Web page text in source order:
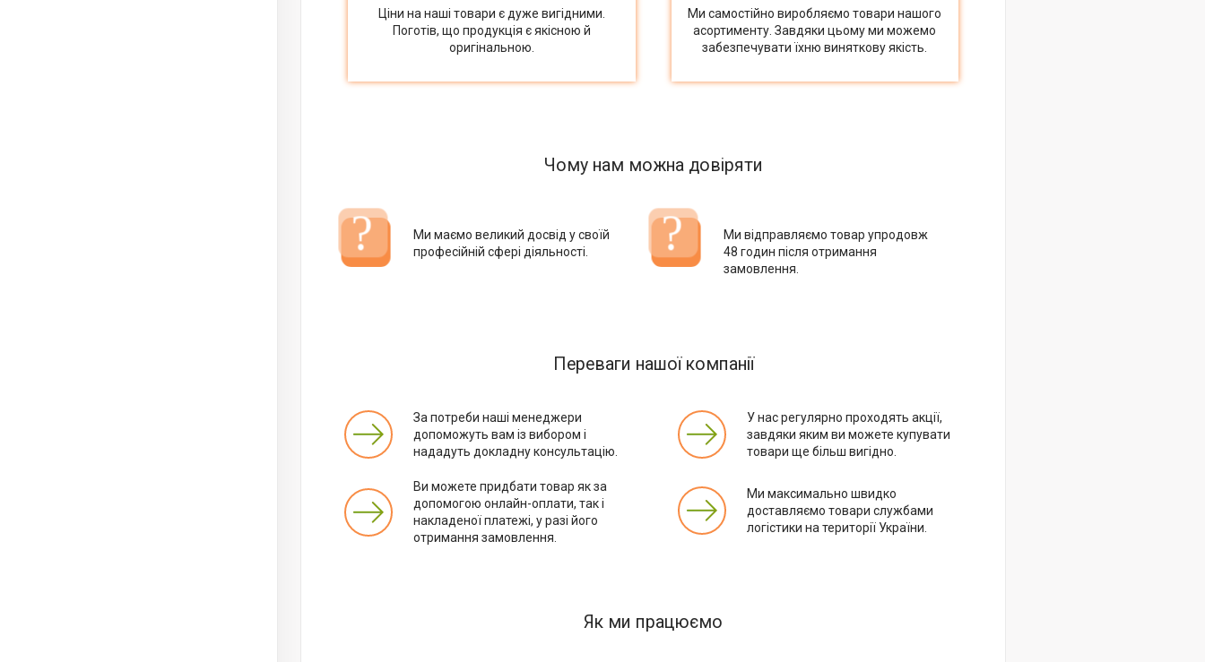
Ціни на наші товари є дуже вигідними.
Поготів, що продукція є якісною й
оригінальною.
Ми самостійно виробляємо товари нашого
асортименту. Завдяки цьому ми можемо
забезпечувати їхню виняткову якість.
Чому нам можна довіряти
Ми маємо великий досвід у своїй
професійній сфері діяльності.
Ми відправляємо товар упродовж
48 годин після отримання
замовлення.
Переваги нашої компанії
За потреби наші менеджери
допоможуть вам із вибором і
нададуть докладну консультацію.
Ви можете придбати товар як за
допомогою онлайн-оплати, так і
накладеної платежі, у разі його
отримання замовлення.
У нас регулярно проходять акції,
завдяки яким ви можете купувати
товари ще більш вигідно.
Ми максимально швидко
доставляємо товари службами
логістики на території України.
Як ми працюємо